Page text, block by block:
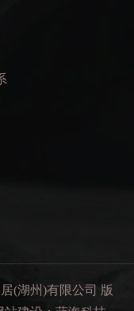
(湖州)有限公司 版